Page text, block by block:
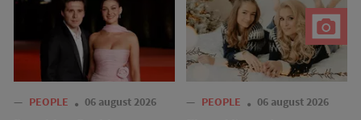
— PEOPLE 06 august 2026 — PEOPLE 06 august 2026